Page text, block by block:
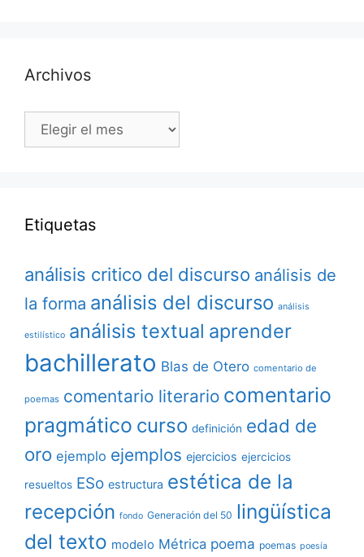
Archivos
Archivos
Etiquetas
análisis critico del discurso análisis de
la forma análisis del discurso análisis
estilístico análisis textual aprender
bachillerato Blas de Otero comentario de
poemas comentario literario comentario
pragmático curso definición edad de
oro ejemplo ejemplos ejercicios ejercicios
resueltos ESo estructura estética de la
recepción fondo Generación del 50 lingüística
del texto modelo Métrica poema poemas poesía